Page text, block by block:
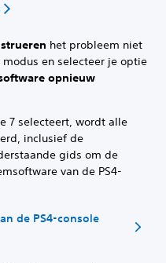
het probleem niet
en selecteer je optie
opnieuw
7 selecteert, wordt alle
inclusief de
gids om de
van de PS4-
de PS4-console